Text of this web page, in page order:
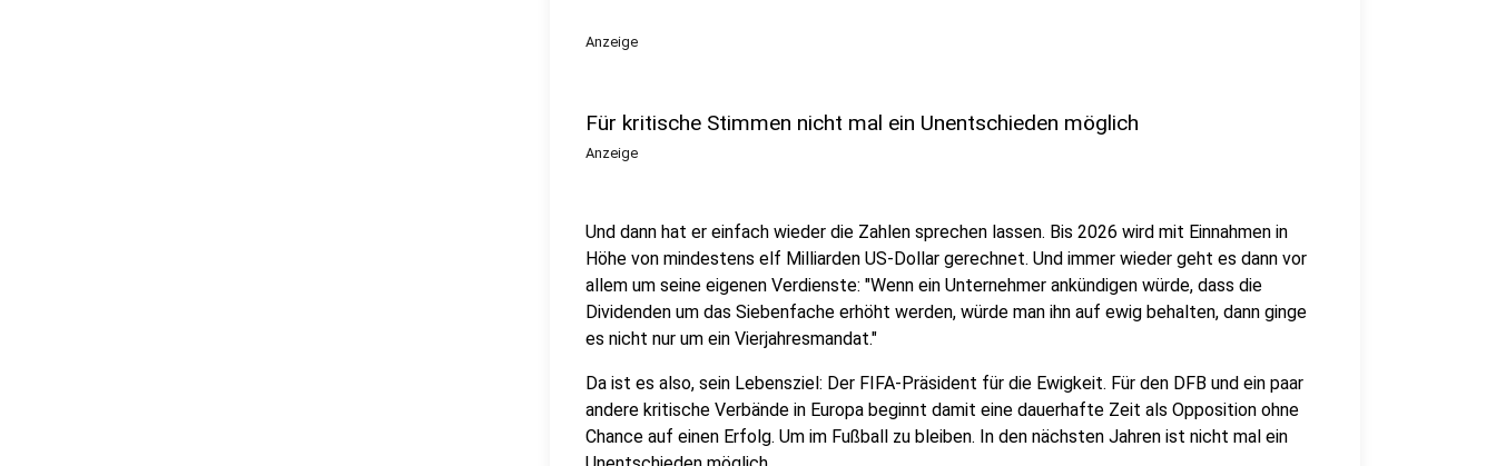
Anzeige
Für kritische Stimmen nicht mal ein Unentschieden möglich
Anzeige
Und dann hat er einfach wieder die Zahlen sprechen lassen. Bis 2026 wird mit Einnahmen in
Höhe von mindestens elf Milliarden US-Dollar gerechnet. Und immer wieder geht es dann vor
allem um seine eigenen Verdienste: "Wenn ein Unternehmer ankündigen würde, dass die
Dividenden um das Siebenfache erhöht werden, würde man ihn auf ewig behalten, dann ginge
es nicht nur um ein Vierjahresmandat."
Da ist es also, sein Lebensziel: Der FIFA-Präsident für die Ewigkeit. Für den DFB und ein paar
andere kritische Verbände in Europa beginnt damit eine dauerhafte Zeit als Opposition ohne
Chance auf einen Erfolg. Um im Fußball zu bleiben. In den nächsten Jahren ist nicht mal ein